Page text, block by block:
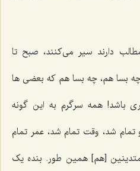
دارند سیر می‌کنند، صبح تا
بسا هم، چه بسا هم که بعضی ها
باشد! همه سرگرم به این گونه
شد، وقت تمام شد، عمر تمام
[هم‌] همین طور. بنده یک